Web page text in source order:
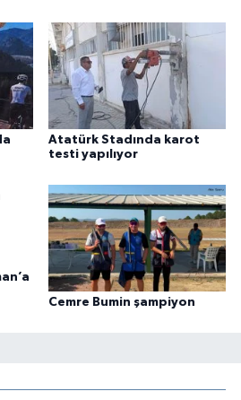
Atatürk Stadında karot
testi yapılıyor
Cemre Bumin şampiyon